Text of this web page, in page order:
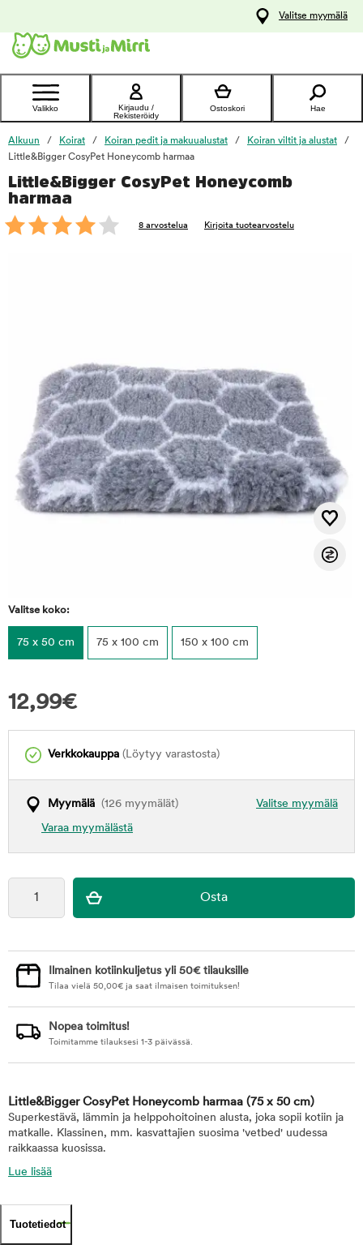
Ota yhteyttä
asiakaspalveluun
Valitse myymälä
Valikko
Kirjaudu /
Rekisteröidy
Ostoskori Hae
Alkuun Koirat Koiran pedit ja makuualustat
Koiran viltit ja alustat
Little&Bigger CosyPet Honeycomb harmaa
Little&Bigger CosyPet Honeycomb
harmaa
8 arvostelua Kirjoita tuotearvostelu
Valitse koko:
75 x 50 cm 75 x 100 cm 150 x 100 cm
12,99€
Verkkokauppa (Löytyy varastosta)
Valitse myymälä
Myymälä (126 myymälät)
Varaa myymälästä
foo
Ilmainen kotiinkuljetus yli 50€ tilauksille
Tilaa vielä 50,00€ ja saat ilmaisen toimituksen!
Nopea toimitus!
Toimitamme tilauksesi 1-3 päivässä.
Little&Bigger CosyPet Honeycomb harmaa (75 x 50 cm)
Superkestävä, lämmin ja helppohoitoinen alusta, joka sopii kotiin ja
matkalle. Klassinen, mm. kasvattajien suosima 'vetbed' uudessa
raikkaassa kuosissa.
Lue lisää
Tuotetiedot